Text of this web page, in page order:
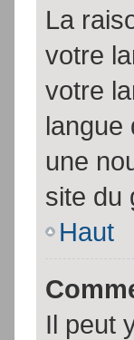
La
votre
votre
langue
une
site du
Haut
Il peut